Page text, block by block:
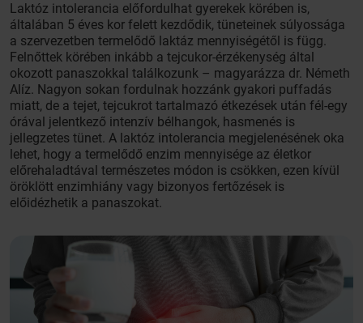
Laktóz intolerancia előfordulhat gyerekek körében is,
általában 5 éves kor felett kezdődik, tüneteinek súlyossága
a szervezetben termelődő laktáz mennyiségétől is függ.
Felnőttek körében inkább a tejcukor-érzékenység által
okozott panaszokkal találkozunk – magyarázza dr. Németh
Alíz. Nagyon sokan fordulnak hozzánk gyakori puffadás
miatt, de a tejet, tejcukrot tartalmazó étkezések után fél-egy
órával jelentkező intenzív bélhangok, hasmenés is
jellegzetes tünet. A laktóz intolerancia megjelenésének oka
lehet, hogy a termelődő enzim mennyisége az életkor
előrehaladtával természetes módon is csökken, ezen kívül
öröklött enzimhiány vagy bizonyos fertőzések is
előidézhetik a panaszokat.